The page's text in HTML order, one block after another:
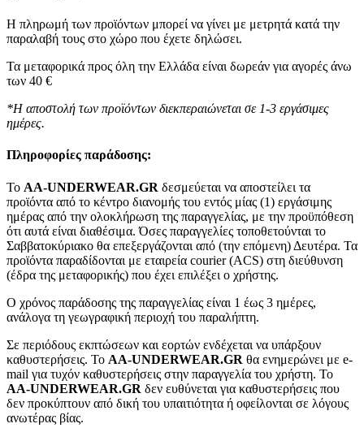
Η πληρωμή των προϊόντων μπορεί να γίνει με μετρητά κατά την
παραλαβή τους στο χώρο που έχετε δηλώσει.
Τα μεταφορικά προς όλη την Ελλάδα είναι δωρεάν για αγορές άνω
των 40 €
*Η αποστολή των προϊόντων διεκπεραιώνεται σε 1-3 εργάσιμες
ημέρες.
Πληροφορίες παράδοσης:
To AA-UNDERWEAR.GR δεσμεύεται να αποστείλει τα
προϊόντα από το κέντρο διανομής του εντός μίας (1) εργάσιμης
ημέρας από την ολοκλήρωση της παραγγελίας, με την προϋπόθεση
ότι αυτά είναι διαθέσιμα. Όσες παραγγελίες τοποθετούνται το
Σαββατοκύριακο θα επεξεργάζονται από (την επόμενη) Δευτέρα. Τα
προϊόντα παραδίδονται με εταιρεία courier (ACS) στη διεύθυνση
(έδρα της μεταφορικής) που έχει επιλέξει ο χρήστης.
Ο χρόνος παράδοσης της παραγγελίας είναι 1 έως 3 ημέρες,
ανάλογα τη γεωγραφική περιοχή του παραλήπτη.
Σε περιόδους εκπτώσεων και εορτών ενδέχεται να υπάρξουν
καθυστερήσεις. Το AA-UNDERWEAR.GR θα ενημερώνει με e-
mail για τυχόν καθυστερήσεις στην παραγγελία του χρήστη. Το
AA-UNDERWEAR.GR δεν ευθύνεται για καθυστερήσεις που
δεν προκύπτουν από δική του υπαιτιότητα ή οφείλονται σε λόγους
ανωτέρας βίας.